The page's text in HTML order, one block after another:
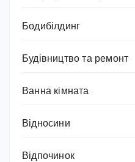
Бодибілдинг
Будівництво та ремонт
Ванна кімната
Відносини
Відпочинок